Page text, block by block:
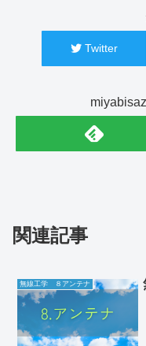
Twitter
関連記事
無線工学 ８アンテナ